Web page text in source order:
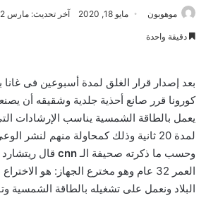
موهوبون مايو 18, 2020 آخر تحديث: مارس 2, 2023
دقيقة واحدة
بعد إصدار قرار الغلق لمدة أسبوعين فى
كورونا قرر صانع أحذية جلدية وشقيقه أن
يعمل بالطاقة الشمسية يناسب الإرشادات
لمدة 20 ثانية وذلك كمحاولة منهم لنشر الوعى بين المواطنين.
وحسب ما ذكرته صحيفة الـcnn قال ريتشارد
العمر 32 عام وهو مخترع الجهاز: هو
البلاد ونعمل على تشغيله بالطاقة الشمسية